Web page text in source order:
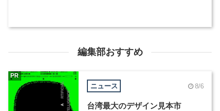
編集部おすすめ
ニュース 8/6
台湾最大のデザイン見本市
PR